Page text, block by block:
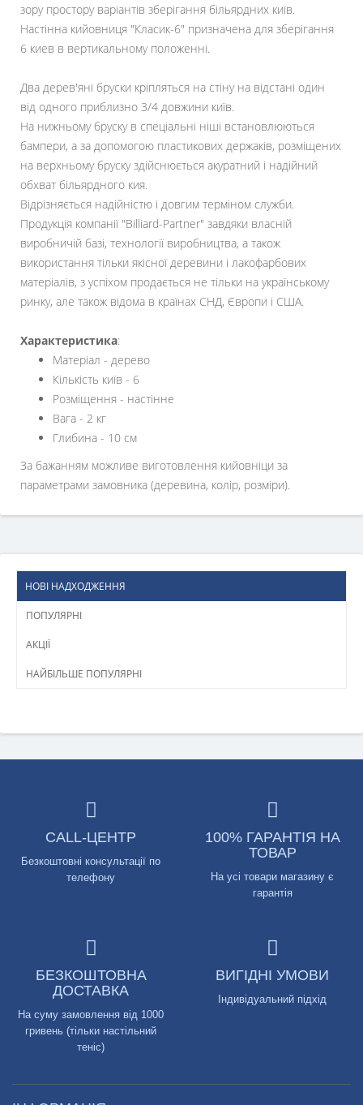
зору простору варіантів зберігання більярдних київ.
Настінна кийовниця "Класик-6" призначена для зберігання
6 киев в вертикальному положенні.
Два дерев'яні бруски кріпляться на стіну на відстані один
від одного приблизно 3/4 довжини київ.
На нижньому бруску в спеціальні ніші встановлюються
бампери, а за допомогою пластикових держаків, розміщених
на верхньому бруску здійснюється акуратний і надійний
обхват більярдного кия.
Відрізняється надійністю і довгим терміном служби.
Продукція компанії "Billiard-Partner" завдяки власній
виробничій базі, технології виробництва, а також
використання тільки якісної деревини і лакофарбових
матеріалів, з успіхом продається не тільки на українському
ринку, але також відома в країнах СНД, Європи і США.
Характеристика:
Матеріал - дерево
Кількість київ - 6
Розміщення - настінне
Вага - 2 кг
Глибина - 10 см
За бажанням можливе виготовлення кийовніци за
параметрами замовника (деревина, колір, розміри).
НОВІ НАДХОДЖЕННЯ
ПОПУЛЯРНІ
АКЦІЇ
НАЙБІЛЬШЕ ПОПУЛЯРНІ
CALL-ЦЕНТР
Безкоштовні консультації по
телефону
100% ГАРАНТІЯ НА
ТОВАР
На усі товари магазину є
гарантія
БЕЗКОШТОВНА
ДОСТАВКА
На суму замовлення від 1000
гривень (тільки настільний
теніс)
ВИГІДНІ УМОВИ
Індивідуальний підхід